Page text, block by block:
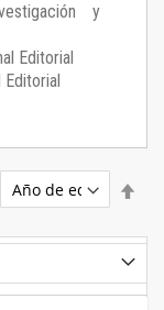
y
Editorial
Editorial